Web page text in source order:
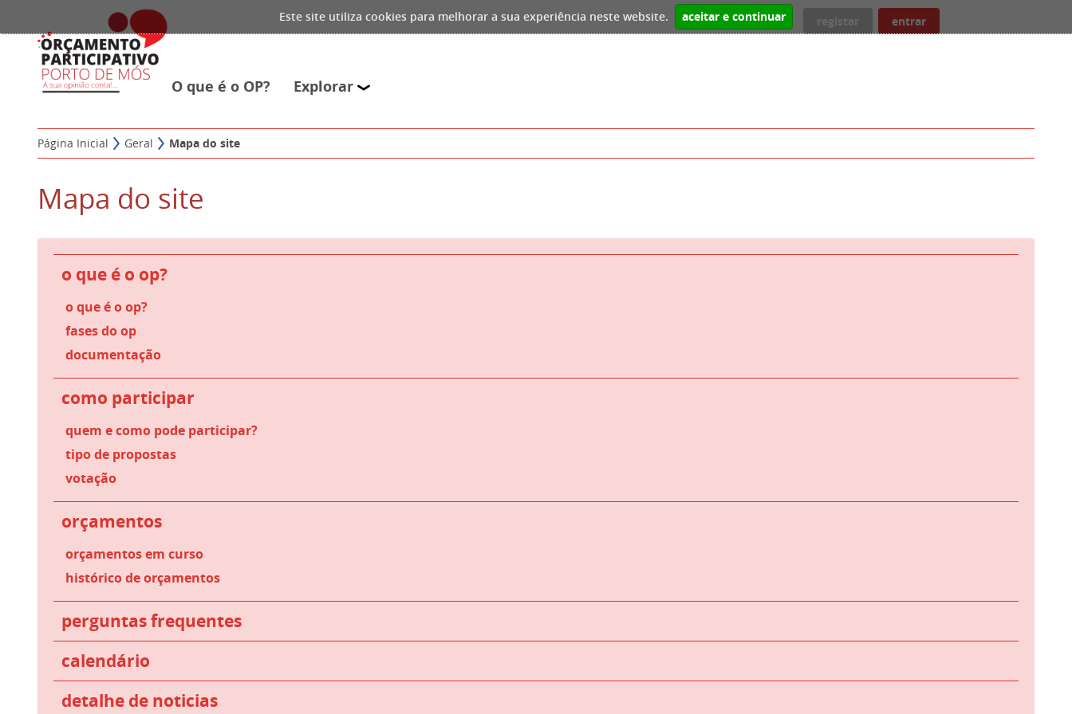
Este site utiliza cookies para melhorar a sua experiência neste website. aceitar e continuar
O que é o OP? Explorar
registar entrar
Página Inicial Geral Mapa do site
Mapa do site
o que é o op?
o que é o op?
fases do op
documentação
como participar
quem e como pode participar?
tipo de propostas
votação
orçamentos
orçamentos em curso
histórico de orçamentos
perguntas frequentes
calendário
detalhe de noticias